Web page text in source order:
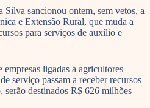
sancionou ontem, sem vetos, a
e Extensão Rural, que muda a
para serviços de auxílio e
ligadas a agricultores
serviço passam a receber recursos
serão destinados R$ 626 milhões